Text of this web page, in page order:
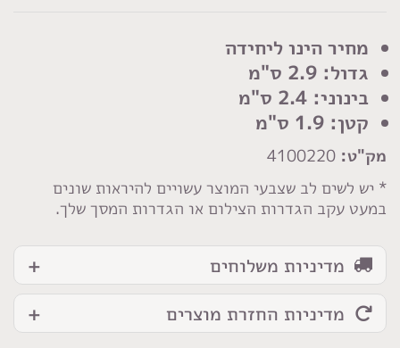
מחיר הינו ליחידה
גדול: 2.9 ס"מ
בינוני: 2.4 ס"מ
קטן: 1.9 ס"מ
מק"ט:
* יש לשים לב שצבעי המוצר עשויים להיראות שונים
במעט עקב הגדרות הצילום או הגדרות המסך שלך.
קרם
מדיניות משלוחים
מדיניות החזרת מוצרים